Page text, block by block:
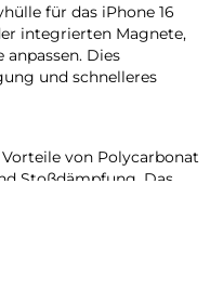
für das iPhone 16
integrierten Magnete,
Dies
und schnelleres
von Polycarbonat
Stoßdämpfung. Das
robuste Struktur und
und das
schützen.